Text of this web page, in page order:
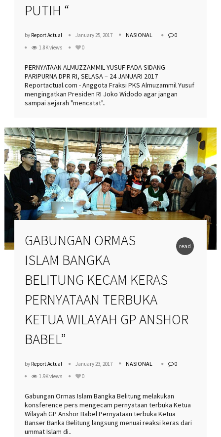
PUTIH “
by Report Actual January 25, 2017 NASIONAL
0
1.8K views
0
PERNYATAAN ALMUZZAMMIL YUSUF PADA SIDANG
PARIPURNA DPR RI, SELASA – 24 JANUARI 2017
Reportactual.com - Anggota Fraksi PKS Almuzammil Yusuf
mengingatkan Presiden RI Joko Widodo agar jangan
sampai sejarah "mencatat"..
read
GABUNGAN ORMAS
ISLAM BANGKA
BELITUNG KECAM KERAS
PERNYATAAN TERBUKA
KETUA WILAYAH GP ANSHOR
BABEL”
by Report Actual January 23, 2017 NASIONAL
0
1.9K views
0
Gabungan Ormas Islam Bangka Belitung melakukan
konsference pers mengecam pernyataan terbuka Ketua
Wilayah GP Anshor Babel Pernyataan terbuka Ketua
Banser Banka Belitung langsung menuai reaksi keras dari
ummat Islam di..